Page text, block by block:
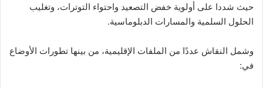
حيث شددا على أولوية خفض التصعيد واحتواء التوترات، وتغليب
الحلول السلمية والمسارات الدبلوماسية.
وشمل النقاش عددًا من الملفات الإقليمية، من بينها تطورات الأوضاع
في: